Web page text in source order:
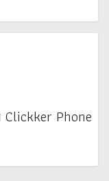
Phone